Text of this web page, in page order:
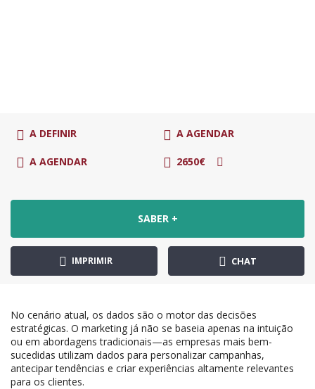
A DEFINIR A AGENDAR
A AGENDAR 2650€
SABER +
IMPRIMIR CHAT
No cenário atual, os dados são o motor das decisões
estratégicas. O marketing já não se baseia apenas na intuição
ou em abordagens tradicionais—as empresas mais bem-
sucedidas utilizam dados para personalizar campanhas,
antecipar tendências e criar experiências altamente relevantes
para os clientes.